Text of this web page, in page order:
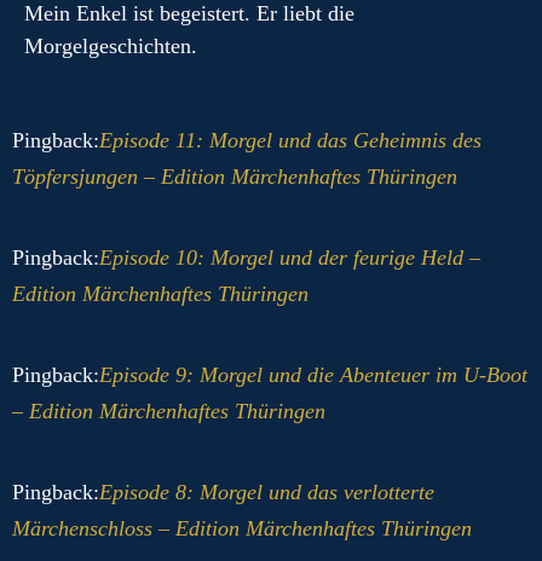
Mein Enkel ist begeistert. Er liebt die
Morgelgeschichten.
Pingback:Episode 11: Morgel und das Geheimnis des
Töpfersjungen – Edition Märchenhaftes Thüringen
Pingback:Episode 10: Morgel und der feurige Held –
Edition Märchenhaftes Thüringen
Pingback:Episode 9: Morgel und die Abenteuer im U-Boot
– Edition Märchenhaftes Thüringen
Pingback:Episode 8: Morgel und das verlotterte
Märchenschloss – Edition Märchenhaftes Thüringen